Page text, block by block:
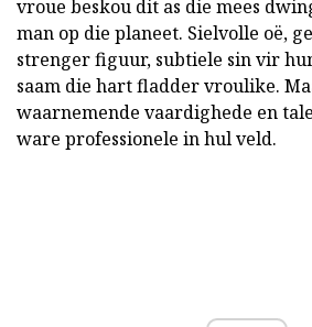
vroue beskou dit as die mees
man op die planeet. Sielvolle oë,
strenger figuur, subtiele sin vir
saam die hart fladder vroulike.
waarnemende vaardighede en
ware professionele in hul veld.